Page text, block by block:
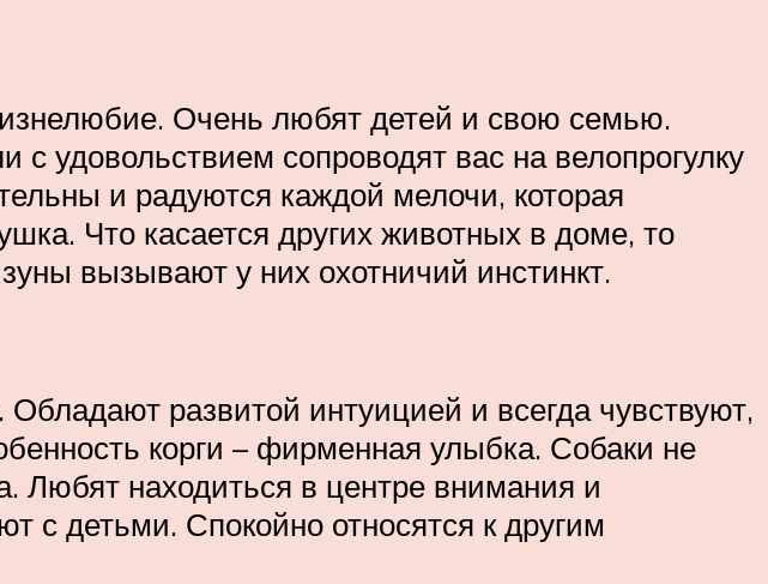
Очень любят детей и свою семью.
удовольствием сопроводят вас на велопрогулку
и радуются каждой мелочи, которая
Что касается других животных в доме, то
вызывают у них охотничий инстинкт.
развитой интуицией и всегда чувствуют,
корги – фирменная улыбка. Собаки не
Любят находиться в центре внимания и
с детьми. Спокойно относятся к другим